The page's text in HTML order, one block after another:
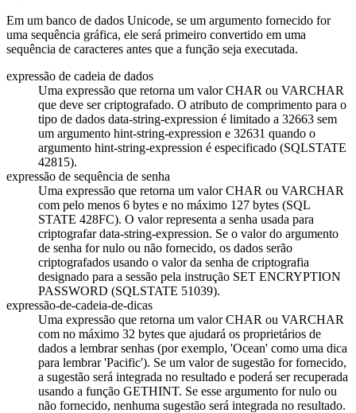
Em um banco de dados Unicode, se um argumento fornecido for
uma sequência gráfica, ele será primeiro convertido em uma
sequência de caracteres antes que a função seja executada.
expressão de cadeia de dados
Uma expressão que retorna um valor CHAR ou VARCHAR
que deve ser criptografado. O atributo de comprimento para o
tipo de dados data-string-expression é limitado a 32663 sem
um argumento hint-string-expression e 32631 quando o
argumento hint-string-expression é especificado (SQLSTATE
42815).
expressão de sequência de senha
Uma expressão que retorna um valor CHAR ou VARCHAR
com pelo menos 6 bytes e no máximo 127 bytes (SQL
STATE 428FC). O valor representa a senha usada para
criptografardata-string-expression. Se o valor do argumento
de senha for nulo ou não fornecido, os dados serão
criptografados usando o valor da senha de criptografia
designado para a sessão pela instrução SET ENCRYPTION
PASSWORD (SQLSTATE 51039).
expressão-de-cadeia-de-dicas
Uma expressão que retorna um valor CHAR ou VARCHAR
com no máximo 32 bytes que ajudará os proprietários de
dados a lembrar senhas (por exemplo, 'Ocean' como uma dica
para lembrar 'Pacific'). Se um valor de sugestão for fornecido,
a sugestão será integrada no resultado e poderá ser recuperada
usando a função GETHINT. Se esse argumento for nulo ou
não fornecido, nenhuma sugestão será integrada no resultado.